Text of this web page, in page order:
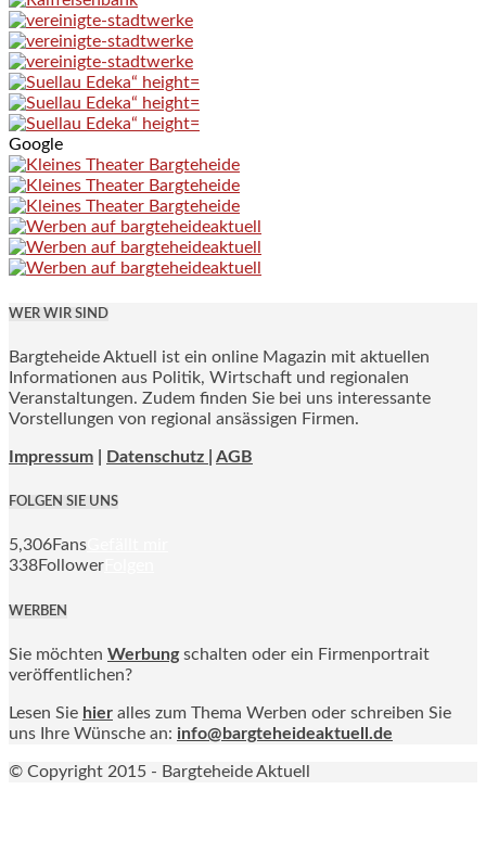
Google
WER WIR SIND
Bargteheide Aktuell ist ein online Magazin mit aktuellen
Informationen aus Politik, Wirtschaft und regionalen
Veranstaltungen. Zudem finden Sie bei uns interessante
Vorstellungen von regional ansässigen Firmen.
Impressum Datenschutz | AGB
FOLGEN SIE UNS
5,306Fans
338Follower
WERBEN
Sie möchten Werbung schalten oder ein Firmenportrait
veröffentlichen?
Lesen Sie hier alles zum Thema Werben oder schreiben Sie
uns Ihre Wünsche an: info@bargteheideaktuell.de
© Copyright 2015 - Bargteheide Aktuell